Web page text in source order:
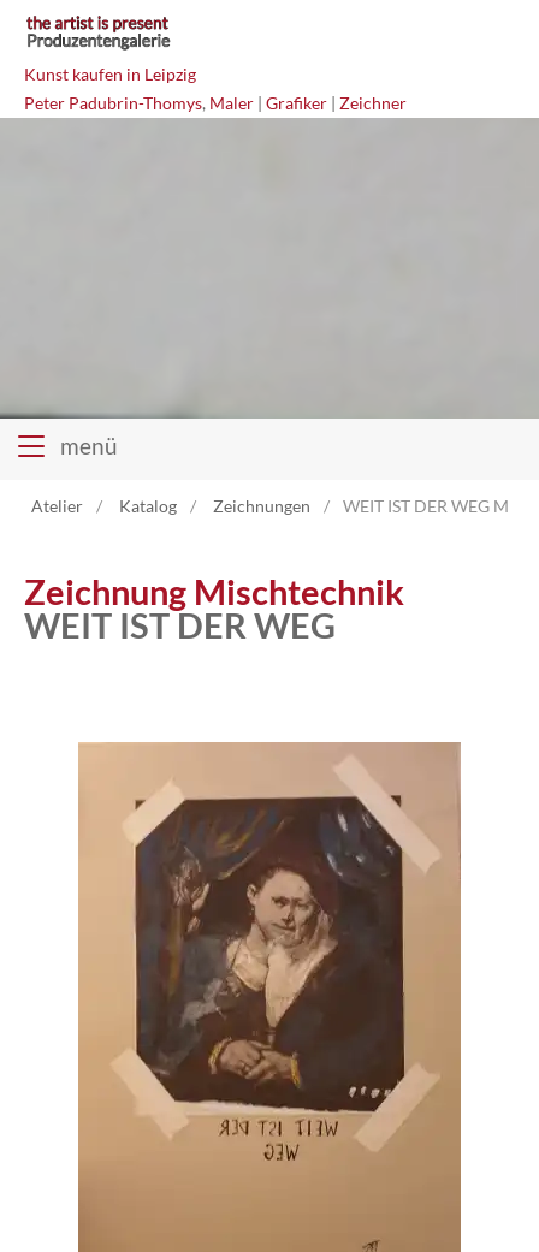
Kunst kaufen in Leipzig
Peter Padubrin-Thomys, Maler | Grafiker | Zeichner
menü
Atelier
Katalog
News
Atelier Katalog Zeichnungen WEIT IST DER WEG
Zeichnung Mischtechnik
WEIT IST DER WEG